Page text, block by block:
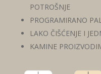
POTROŠNJE
PROGRAMIRANO
LAKO ČIŠĆENJE I
KAMINE